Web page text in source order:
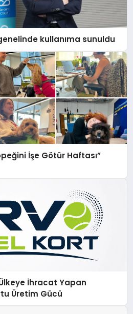
kullanıma sunuldu
İşe Götür Haftası”
İhracat Yapan
Üretim Gücü